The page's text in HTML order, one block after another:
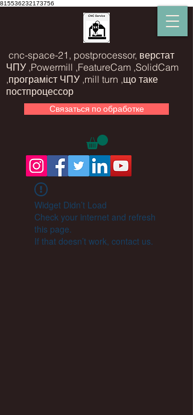
815536232173756
cnc-space-21, postprocessor, верстат
ЧПУ ,Powermill ,FeatureCam ,SolidCam
,програміст ЧПУ ,mill turn ,що таке
постпроцессор
Связаться по обработке
Widget Didn’t Load
Check your internet and refresh
this page.
If that doesn’t work, contact us.